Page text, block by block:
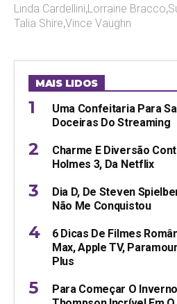
Linda Cardellini,Lorraine Bracco,
Talia Shire,Vince Vaughn
MAIS LIDOS
Uma Confeitaria Para
Doceiras Do Streaming
Charme E Diversão
Holmes 3, Da Netflix
Dia D, De Steven
Não Me Conquistou
6 Dicas De Filmes
Max, Apple TV,
Plus
Para Começar O